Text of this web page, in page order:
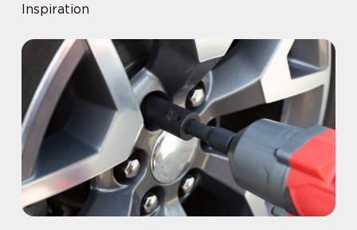
Inspiration